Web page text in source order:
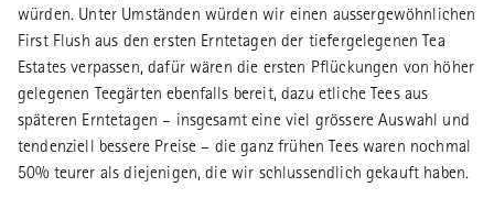
würden. Unter Umständen würden wir einen aussergewöhnlichen
First Flush aus den ersten Erntetagen der tiefergelegenen Tea
Estates verpassen, dafür wären die ersten Pflückungen von höher
gelegenen Teegärten ebenfalls bereit, dazu etliche Tees aus
späteren Erntetagen – insgesamt eine viel grössere Auswahl und
tendenziell bessere Preise – die ganz frühen Tees waren nochmal
50% teurer als diejenigen, die wir schlussendlich gekauft haben.